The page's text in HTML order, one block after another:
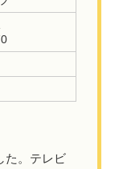
た。テレビ